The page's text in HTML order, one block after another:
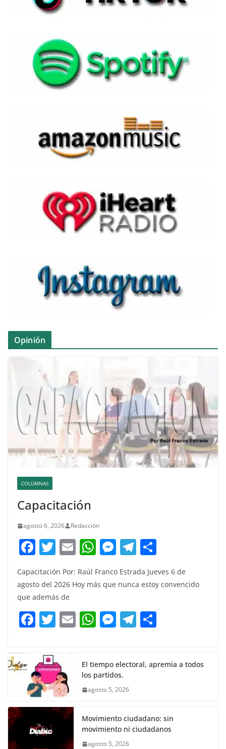
Opinión
COLUMNAS
Capacitación
agosto 6, 2026 Redacción
F
a
c
e
b
o
k
T
itt
er
E
m
ai
W
at
A
p
M
ss
n
g
T
el
e
a
m
m
p
Capacitación Por: Raúl Franco Estrada Jueves 6 de
agosto del 2026 Hoy más que nunca estoy convencido
que además de
F
e
b
o
o
k
T
itt
er
E W
s
A
p
M
e
n
er
T
gr p
El tiempo electoral, apremia a todos
los partidos.
agosto 5, 2026
Movimiento ciudadano: sin
movimiento ni ciudadanos
agosto 5, 2026